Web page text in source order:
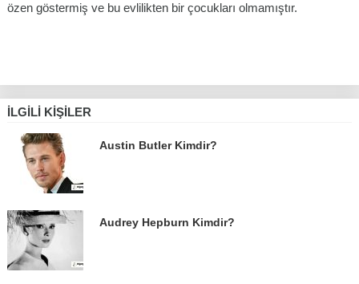
özen göstermiş ve bu evlilikten bir çocukları olmamıştır.
İLGILI KIŞILER
Austin Butler Kimdir?
Audrey Hepburn Kimdir?